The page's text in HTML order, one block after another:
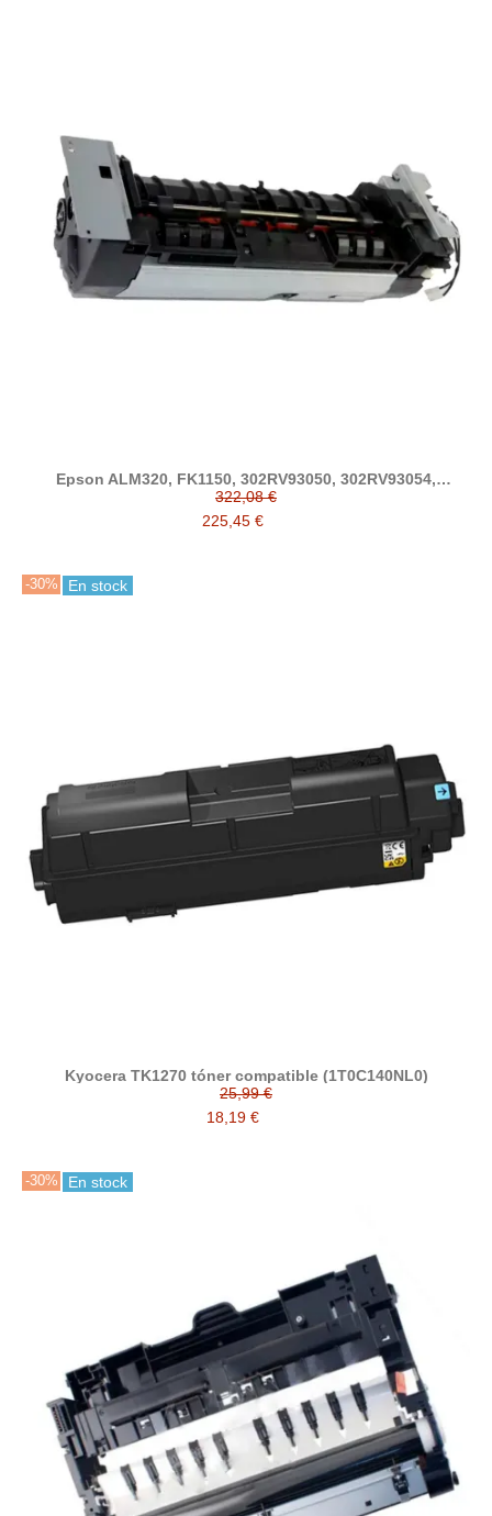
Epson ALM320, FK1150, 302RV93050, 302RV93054,
302RV93055 fusor compatible
322,08 €
225,45 €
-30% En stock
Kyocera TK1270 tóner compatible (1T0C140NL0)
25,99 €
18,19 €
-30% En stock